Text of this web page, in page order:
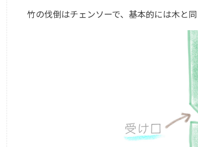
竹の伐倒はチェンソーで、基本的には木と